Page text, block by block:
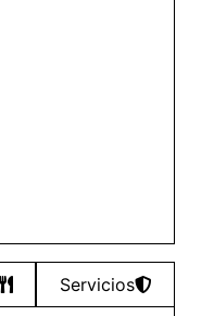
Servicios